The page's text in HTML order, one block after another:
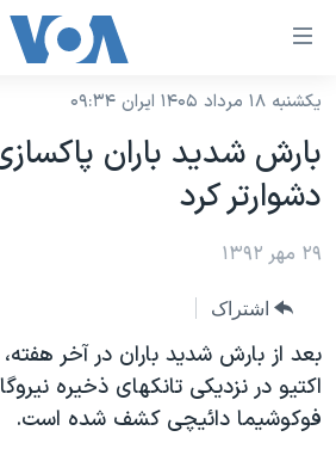
لینکهای
دسترسی
جهش
محتوای
اصلی
جهش
صفحه
اصلی
جهش
نسخه سبک وب‌سایت
موضوع ها
ایران
آمریکا
جهان
ورزشی
گزیده‌ها
برنامه های تلویزیونی
جدول برنامه ها
صفحه‌های ویژه
جام جهانی ۲۰۲۶
عملیات خشم حماسی
فرکانس‌های صدای آمریکا
پخش رادیویی
یکشنبه ۱۸ مرداد ۱۴۰۵ ایران ۰۹:۳۴
بارش شدید باران
دشوارتر کرد
۲۹ مهر ۱۳۹۲
اشتراک
بعد از بارش شدید باران در آخر
اکتیو در نزدیکی تانکهای ذخیره
فوکوشیما دائیچی کشف شده است.